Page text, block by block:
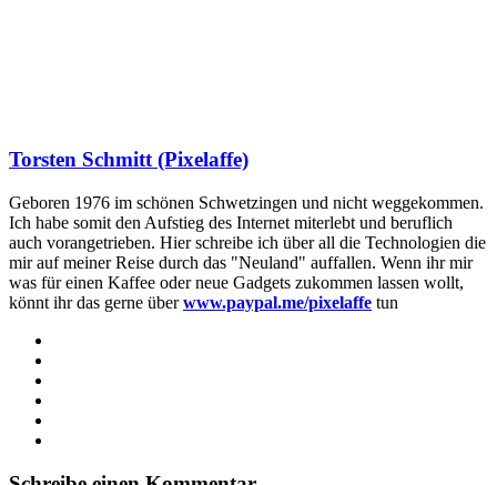
Torsten Schmitt (Pixelaffe)
Geboren 1976 im schönen Schwetzingen und nicht weggekommen.
Ich habe somit den Aufstieg des Internet miterlebt und beruflich
auch vorangetrieben. Hier schreibe ich über all die Technologien die
mir auf meiner Reise durch das "Neuland" auffallen. Wenn ihr mir
was für einen Kaffee oder neue Gadgets zukommen lassen wollt,
könnt ihr das gerne überwww.paypal.me/pixelaffe tun